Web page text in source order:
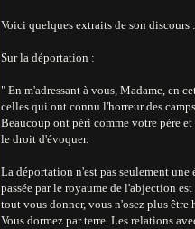
Voici quelques extraits de son discours :
Sur la déportation :
" En m'adressant à vous, Madame, en
celles qui ont connu l'horreur des
Beaucoup ont péri comme votre père
le droit d'évoquer.
La déportation n'est pas seulement
passée par le royaume de l'abjection
tout vous donner, vous n'osez plus être
Vous dormez par terre. Les relations